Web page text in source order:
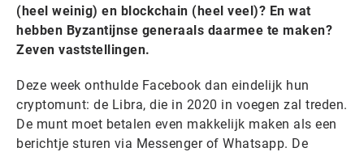
(heel weinig) en blockchain (heel veel)? En wat
hebben Byzantijnse generaals daarmee te maken?
Zeven vaststellingen.
Deze week onthulde Facebook dan eindelijk hun
cryptomunt: de Libra, die in 2020 in voegen zal treden.
De munt moet betalen even makkelijk maken als een
berichtje sturen via Messenger of Whatsapp. De